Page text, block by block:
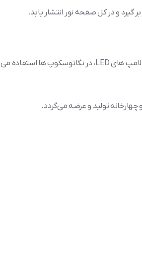
و در کل صفحه نور انتشار یابد.
امروزه به علت کیفیت نور بالا و مقرون به صرفه بودن لامپ های LED، عمدتا لامپ های LED، در نگاتوسکوپ ها استفاده می
چهارخانه تولید و عرضه می‌گردد.